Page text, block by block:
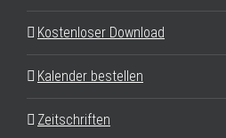
Kostenloser Download
Kalender bestellen
Zeitschriften